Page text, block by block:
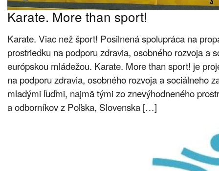
Karate. More than sport!
Karate. Viac než šport! Posilnená spolupráca na
prostriedku na podporu zdravia, osobného rozvoja a
európskou mládežou. Karate. More than sport! je
na podporu zdravia, osobného rozvoja a sociálneho
mladými ľuďmi, najmä tými zo znevýhodneného
a odborníkov z Poľska, Slovenska […]